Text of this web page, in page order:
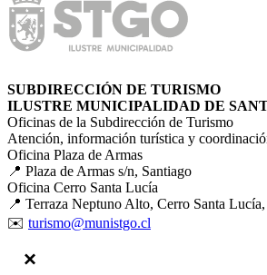
SUBDIRECCIÓN DE TURISMO
ILUSTRE MUNICIPALIDAD DE
Oficinas de la Subdirección de Turismo
Atención, información turística y
Oficina Plaza de Armas
📍 Plaza de Armas s/n, Santiago
Oficina Cerro Santa Lucía
📍 Terraza Neptuno Alto, Cerro Santa
✉️ turismo@munistgo.cl